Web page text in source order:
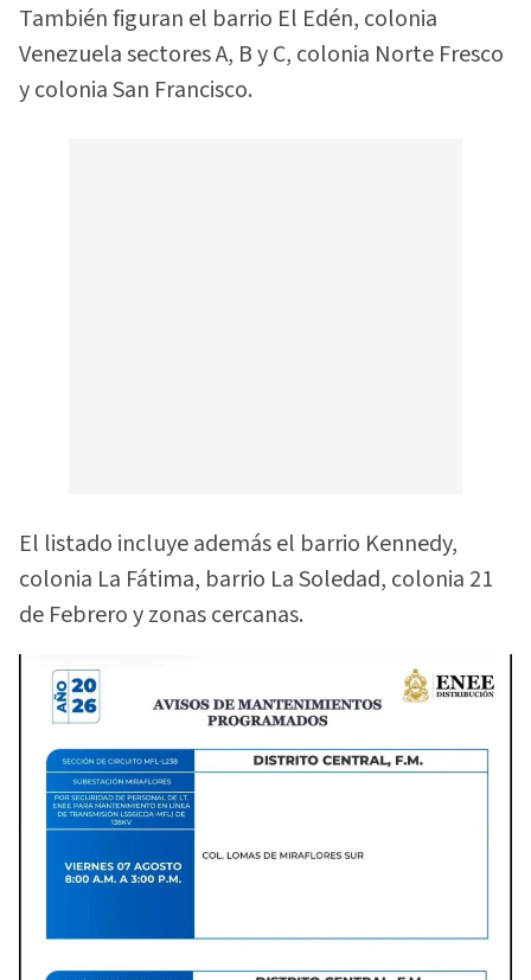
También figuran el barrio El Edén, colonia
Venezuela sectores A, B y C, colonia Norte Fresco
y colonia San Francisco.
El listado incluye además el barrio Kennedy,
colonia La Fátima, barrio La Soledad, colonia 21
de Febrero y zonas cercanas.